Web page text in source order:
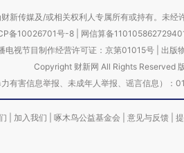
新传媒及/或相关权利人专属所有或持有。未经
备10026701号-8 网信算备
电视节目制作经营许可证：京第01015号| 出版
Copyright 财新网 All Rights Reserved
力有害信息举报、未成年人举报、谣言信息
加入我们 啄木鸟公益基金会 意见与反馈